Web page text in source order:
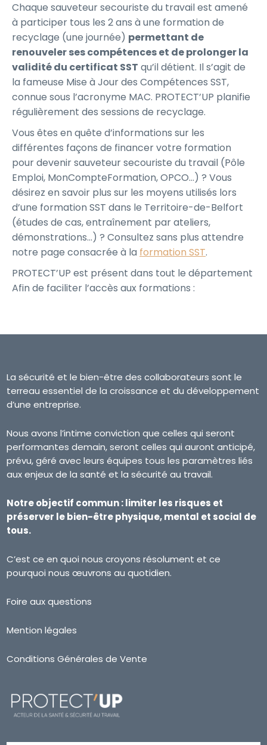
Chaque sauveteur secouriste du travail est amené
à participer tous les 2 ans à une formation de
recyclage (une journée) permettant de
renouveler ses compétences et de prolonger la
validité du certificat SST qu’il détient. Il s’agit de
la fameuse Mise à Jour des Compétences SST,
connue sous l’acronyme MAC. PROTECT’UP planifie
régulièrement des sessions de recyclage.
Vous êtes en quête d’informations sur les
différentes façons de financer votre formation
pour devenir sauveteur secouriste du travail (Pôle
Emploi, MonCompteFormation, OPCO…) ? Vous
désirez en savoir plus sur les moyens utilisés lors
d’une formation SST dans le Territoire-de-Belfort
(études de cas, entraînement par ateliers,
démonstrations…) ? Consultez sans plus attendre
notre page consacrée à la formation SST.
PROTECT’UP est présent dans tout le département
Afin de faciliter l’accès aux formations :
La sécurité et le bien-être des collaborateurs sont le
terreau essentiel de la croissance et du développement
d’une entreprise.
Nous avons l’intime conviction que celles qui seront
performantes demain, seront celles qui auront anticipé,
prévu, géré avec leurs équipes tous les paramètres liés
aux enjeux de la santé et la sécurité au travail.
Notre objectif commun : limiter les risques et
préserver le bien-être physique, mental et social de
tous.
C’est ce en quoi nous croyons résolument et ce
pourquoi nous œuvrons au quotidien.
Foire aux questions
Mention légales
Conditions Générales de Vente